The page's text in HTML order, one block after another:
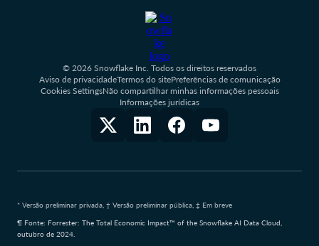
© 2026 Snowflake Inc. Todos os direitos reservados
Aviso de privacidadeTermos do sitePreferências de comunicação
Cookies SettingsNão compartilhar minhas informações pessoais
Informações jurídicas
* Versão preliminar privada, † Versão preliminar pública, ‡ Em breve
¶ Fonte: Forrester: The Total Economic Impact™ of the Snowflake AI Data Cloud,
outubro de 2024.